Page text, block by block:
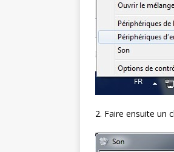
2. Faire ensuite un